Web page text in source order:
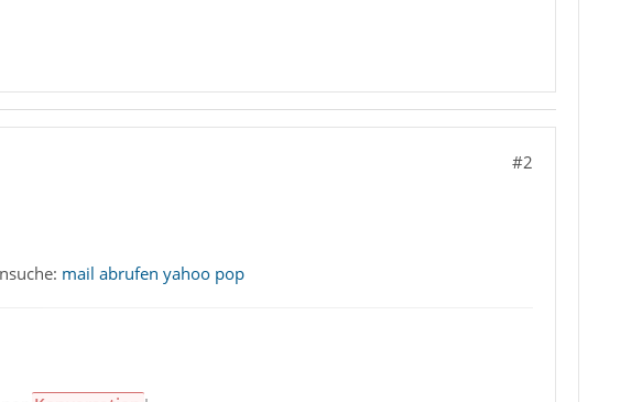
#2
mail abrufen yahoo pop